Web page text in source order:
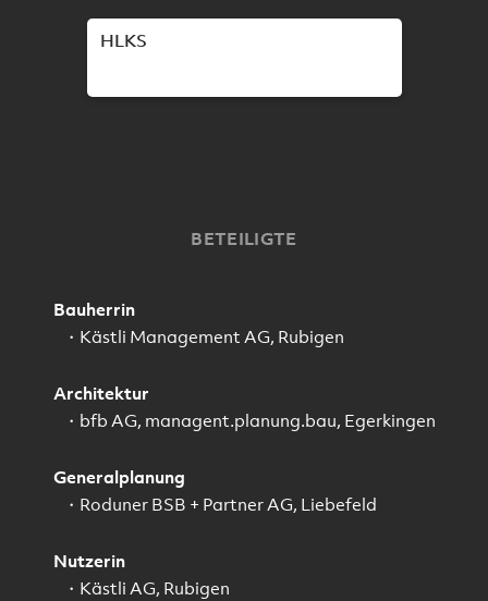
HLKS
BETEILIGTE
Bauherrin
Kästli Management AG, Rubigen
Architektur
bfb AG, managent.planung.bau, Egerkingen
Generalplanung
Roduner BSB + Partner AG, Liebefeld
Nutzerin
Kästli AG, Rubigen